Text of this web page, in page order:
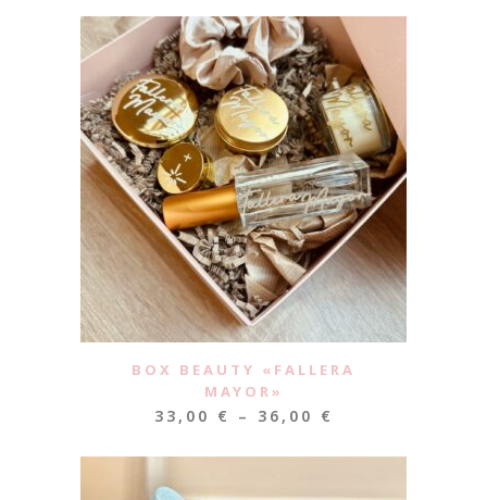
BOX BEAUTY «FALLERA
MAYOR»
33,00 € – 36,00 €